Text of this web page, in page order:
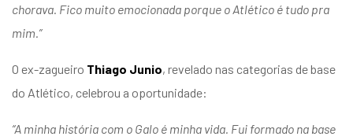
chorava. Fico muito emocionada porque o Atlético é tudo pra
mim.”
O ex-zagueiro Thiago Junio, revelado nas categorias de base
do Atlético, celebrou a oportunidade:
“A minha história com o Galo é minha vida. Fui formado na base